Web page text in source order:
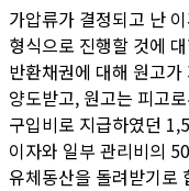
가압류가 결정되고 난
형식으로 진행할 것에
반환채권에 대해 원고
양도받고, 원고는 피고
구입비로 지급하였던
이자와 일부 관리비의
유체동산을 돌려받기로